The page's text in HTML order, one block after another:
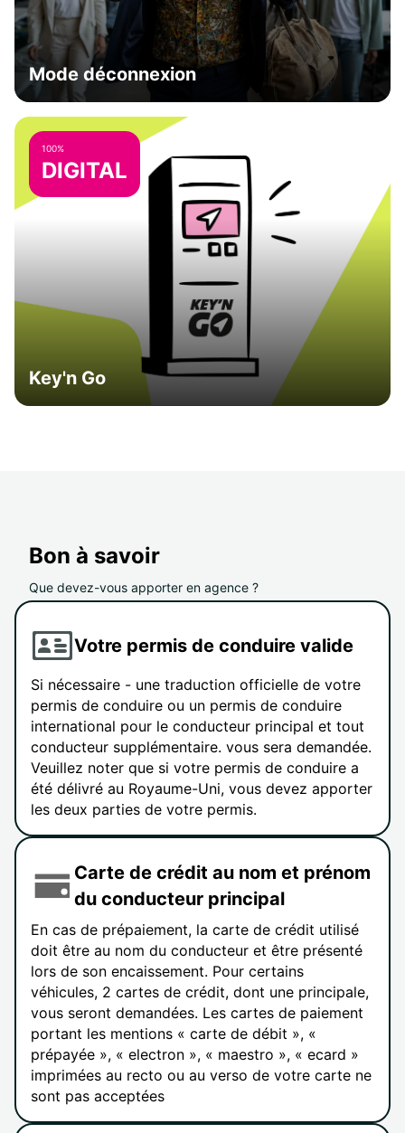
Mode déconnexion
100%
DIGITAL
Key'n Go
Bon à savoir
Que devez-vous apporter en agence ?
Votre permis de conduire valide
Si nécessaire - une traduction officielle de votre
permis de conduire ou un permis de conduire
international pour le conducteur principal et tout
conducteur supplémentaire. vous sera demandée.
Veuillez noter que si votre permis de conduire a
été délivré au Royaume-Uni, vous devez apporter
les deux parties de votre permis.
Carte de crédit au nom et prénom
du conducteur principal
En cas de prépaiement, la carte de crédit utilisé
doit être au nom du conducteur et être présenté
lors de son encaissement. Pour certains
véhicules, 2 cartes de crédit, dont une principale,
vous seront demandées. Les cartes de paiement
portant les mentions « carte de débit », «
prépayée », « electron », « maestro », « ecard »
imprimées au recto ou au verso de votre carte ne
sont pas acceptées